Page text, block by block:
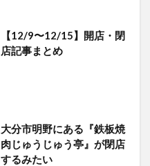
【12/9〜12/15】開店・閉
店記事まとめ
大分市明野にある『鉄板焼
肉じゅうじゅう亭』が閉店
するみたい